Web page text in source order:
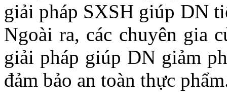
giải pháp SXSH giúp DN
Ngoài ra, các chuyên gia
giải pháp giúp DN giảm
đảm bảo an toàn thực